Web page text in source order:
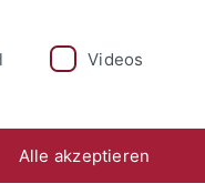
Videos
Alle akzeptieren